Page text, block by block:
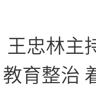
王忠林主
教育整治